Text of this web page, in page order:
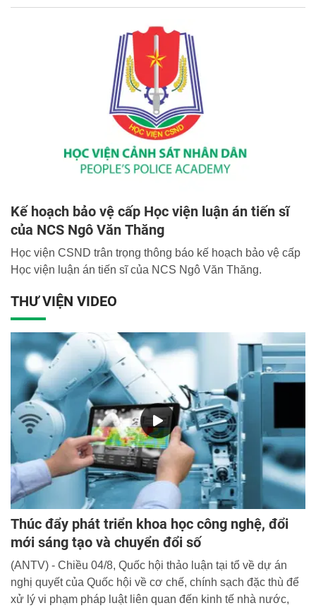
Kế hoạch bảo vệ cấp Học viện luận án tiến sĩ
của NCS Ngô Văn Thăng
Học viện CSND trân trọng thông báo kế hoạch bảo vệ cấp
Học viện luận án tiến sĩ của NCS Ngô Văn Thăng.
THƯ VIỆN VIDEO
Thúc đẩy phát triển khoa học công nghệ, đổi
mới sáng tạo và chuyển đổi số
(ANTV) - Chiều 04/8, Quốc hội thảo luận tại tổ về dự án
nghị quyết của Quốc hội về cơ chế, chính sạch đặc thù để
xử lý vi phạm pháp luật liên quan đến kinh tế nhà nước,